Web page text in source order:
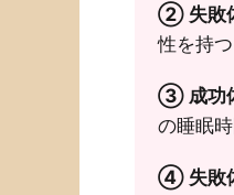
② 失敗
性を持
③ 成功
の睡眠
④ 失敗